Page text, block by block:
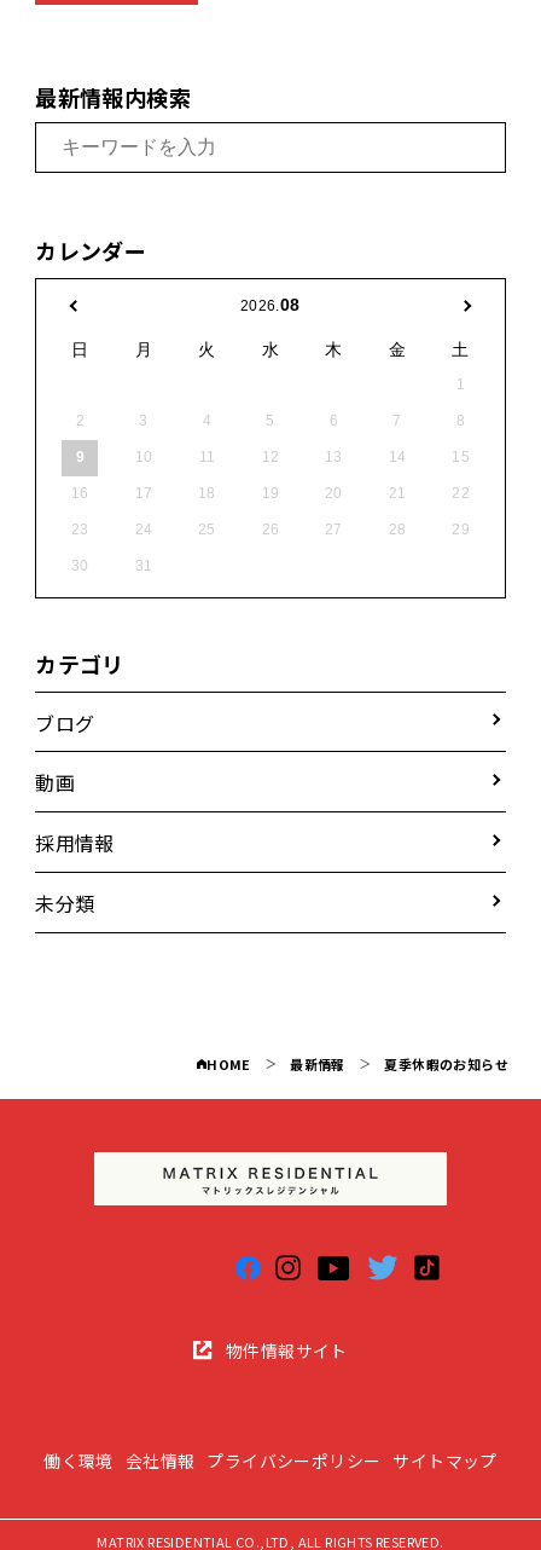
最新情報内検索
カレンダー
2026. 08
日 月 火 水 木 金 土
1
2 3 4 5 6 7 8
9 10 11 12 13 14 15
16 17 18 19 20 21 22
23 24 25 26 27 28 29
30 31
カテゴリ
ブログ
動画
採用情報
未分類
HOME 最新情報 夏季休暇のお知らせ
物件情報サイト
働く環境 会社情報 プライバシーポリシー サイトマップ
MATRIX RESIDENTIAL CO.,LTD, ALL RIGHTS RESERVED.